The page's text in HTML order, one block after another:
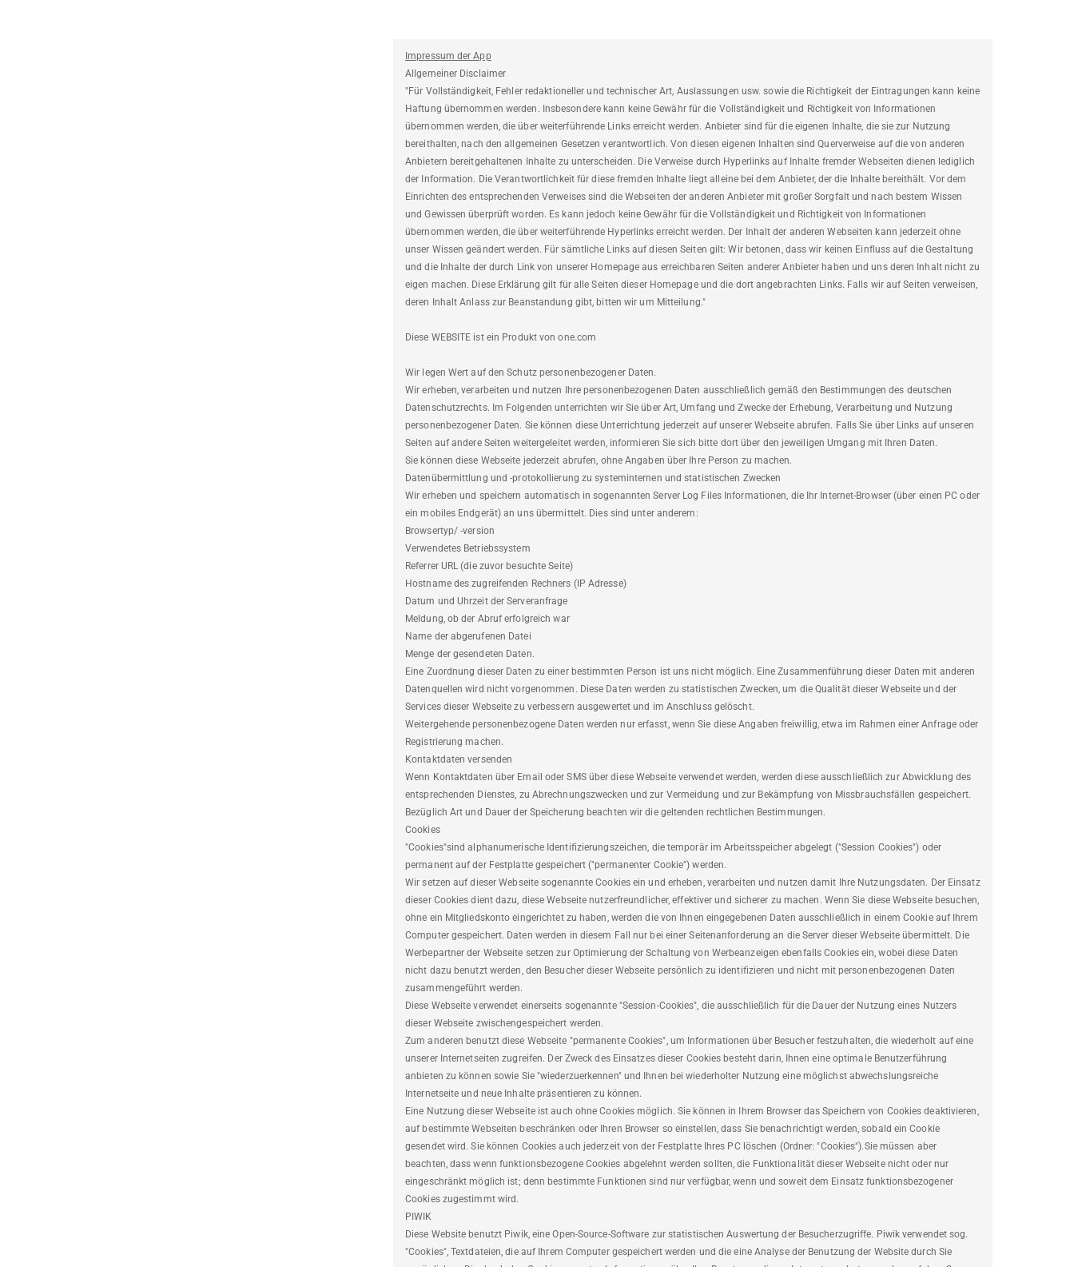
Impressum der App
Allgemeiner Disclaimer
"Für Vollständigkeit, Fehler redaktioneller und technischer Art, Auslassungen usw. sowie die Richtigkeit der Eintragungen kann keine
Haftung übernommen werden. Insbesondere kann keine Gewähr für die Vollständigkeit und Richtigkeit von Informationen
übernommen werden, die über weiterführende Links erreicht werden. Anbieter sind für die eigenen Inhalte, die sie zur Nutzung
bereithalten, nach den allgemeinen Gesetzen verantwortlich. Von diesen eigenen Inhalten sind Querverweise auf die von anderen
Anbietern bereitgehaltenen Inhalte zu unterscheiden. Die Verweise durch Hyperlinks auf Inhalte fremder Webseiten dienen lediglich
der Information. Die Verantwortlichkeit für diese fremden Inhalte liegt alleine bei dem Anbieter, der die Inhalte bereithält. Vor dem
Einrichten des entsprechenden Verweises sind die Webseiten der anderen Anbieter mit großer Sorgfalt und nach bestem Wissen
und Gewissen überprüft worden. Es kann jedoch keine Gewähr für die Vollständigkeit und Richtigkeit von Informationen
übernommen werden, die über weiterführende Hyperlinks erreicht werden. Der Inhalt der anderen Webseiten kann jederzeit ohne
unser Wissen geändert werden. Für sämtliche Links auf diesen Seiten gilt: Wir betonen, dass wir keinen Einfluss auf die Gestaltung
und die Inhalte der durch Link von unserer Homepage aus erreichbaren Seiten anderer Anbieter haben und uns deren Inhalt nicht zu
eigen machen. Diese Erklärung gilt für alle Seiten dieser Homepage und die dort angebrachten Links. Falls wir auf Seiten verweisen,
deren Inhalt Anlass zur Beanstandung gibt, bitten wir um Mitteilung."
Diese WEBSITE ist ein Produkt von one.com
Wir legen Wert auf den Schutz personenbezogener Daten.
Wir erheben, verarbeiten und nutzen Ihre personenbezogenen Daten ausschließlich gemäß den Bestimmungen des deutschen
Datenschutzrechts. Im Folgenden unterrichten wir Sie über Art, Umfang und Zwecke der Erhebung, Verarbeitung und Nutzung
personenbezogener Daten. Sie können diese Unterrichtung jederzeit auf unserer Webseite abrufen. Falls Sie über Links auf unseren
Seiten auf andere Seiten weitergeleitet werden, informieren Sie sich bitte dort über den jeweiligen Umgang mit Ihren Daten.
Sie können diese Webseite jederzeit abrufen, ohne Angaben über Ihre Person zu machen.
Datenübermittlung und -protokollierung zu systeminternen und statistischen Zwecken
Wir erheben und speichern automatisch in sogenannten Server Log Files Informationen, die Ihr Internet-Browser (über einen PC oder
ein mobiles Endgerät) an uns übermittelt. Dies sind unter anderem:
Browsertyp/ -version
Verwendetes Betriebssystem
Referrer URL (die zuvor besuchte Seite)
Hostname des zugreifenden Rechners (IP Adresse)
Datum und Uhrzeit der Serveranfrage
Meldung, ob der Abruf erfolgreich war
Name der abgerufenen Datei
Menge der gesendeten Daten.
Eine Zuordnung dieser Daten zu einer bestimmten Person ist uns nicht möglich. Eine Zusammenführung dieser Daten mit anderen
Datenquellen wird nicht vorgenommen. Diese Daten werden zu statistischen Zwecken, um die Qualität dieser Webseite und der
Services dieser Webseite zu verbessern ausgewertet und im Anschluss gelöscht.
Weitergehende personenbezogene Daten werden nur erfasst, wenn Sie diese Angaben freiwillig, etwa im Rahmen einer Anfrage oder
Registrierung machen.
Kontaktdaten versenden
Wenn Kontaktdaten über Email oder SMS über diese Webseite verwendet werden, werden diese ausschließlich zur Abwicklung des
entsprechenden Dienstes, zu Abrechnungszwecken und zur Vermeidung und zur Bekämpfung von Missbrauchsfällen gespeichert.
Bezüglich Art und Dauer der Speicherung beachten wir die geltenden rechtlichen Bestimmungen.
Cookies
"Cookies"sind alphanumerische Identifizierungszeichen, die temporär im Arbeitsspeicher abgelegt ("Session Cookies") oder
permanent auf der Festplatte gespeichert ("permanenter Cookie") werden.
Wir setzen auf dieser Webseite sogenannte Cookies ein und erheben, verarbeiten und nutzen damit Ihre Nutzungsdaten. Der Einsatz
dieser Cookies dient dazu, diese Webseite nutzerfreundlicher, effektiver und sicherer zu machen. Wenn Sie diese Webseite besuchen,
ohne ein Mitgliedskonto eingerichtet zu haben, werden die von Ihnen eingegebenen Daten ausschließlich in einem Cookie auf Ihrem
Computer gespeichert. Daten werden in diesem Fall nur bei einer Seitenanforderung an die Server dieser Webseite übermittelt. Die
Werbepartner der Webseite setzen zur Optimierung der Schaltung von Werbeanzeigen ebenfalls Cookies ein, wobei diese Daten
nicht dazu benutzt werden, den Besucher dieser Webseite persönlich zu identifizieren und nicht mit personenbezogenen Daten
zusammengeführt werden.
Diese Webseite verwendet einerseits sogenannte "Session-Cookies", die ausschließlich für die Dauer der Nutzung eines Nutzers
dieser Webseite zwischengespeichert werden.
Zum anderen benutzt diese Webseite "permanente Cookies", um Informationen über Besucher festzuhalten, die wiederholt auf eine
unserer Internetseiten zugreifen. Der Zweck des Einsatzes dieser Cookies besteht darin, Ihnen eine optimale Benutzerführung
anbieten zu können sowie Sie "wiederzuerkennen" und Ihnen bei wiederholter Nutzung eine möglichst abwechslungsreiche
Internetseite und neue Inhalte präsentieren zu können.
Eine Nutzung dieser Webseite ist auch ohne Cookies möglich. Sie können in Ihrem Browser das Speichern von Cookies deaktivieren,
auf bestimmte Webseiten beschränken oder Ihren Browser so einstellen, dass Sie benachrichtigt werden, sobald ein Cookie
gesendet wird. Sie können Cookies auch jederzeit von der Festplatte Ihres PC löschen (Ordner: "Cookies").Sie müssen aber
beachten, dass wenn funktionsbezogene Cookies abgelehnt werden sollten, die Funktionalität dieser Webseite nicht oder nur
eingeschränkt möglich ist; denn bestimmte Funktionen sind nur verfügbar, wenn und soweit dem Einsatz funktionsbezogener
Cookies zugestimmt wird.
PIWIK
Diese Website benutzt Piwik, eine Open-Source-Software zur statistischen Auswertung der Besucherzugriffe. Piwik verwendet sog.
"Cookies", Textdateien, die auf Ihrem Computer gespeichert werden und die eine Analyse der Benutzung der Website durch Sie